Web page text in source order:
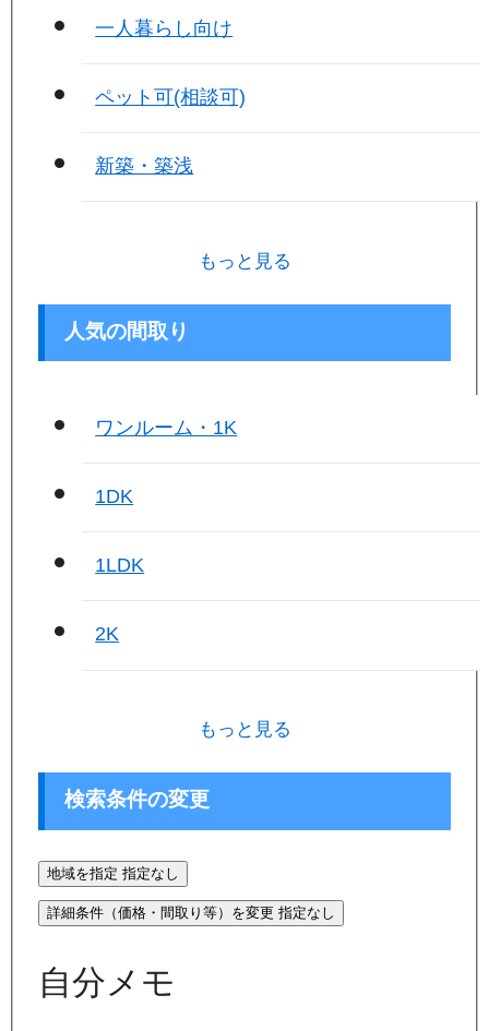
一人暮らし向け
ペット可(相談可)
新築・築浅
もっと見る
人気の間取り
ワンルーム・1K
1DK
1LDK
2K
もっと見る
検索条件の変更
地域を指定 指定なし
詳細条件（価格・間取り等）を変更 指定なし
自分メモ